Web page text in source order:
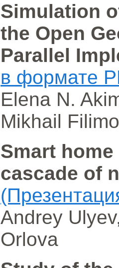
Simulation
the Open
Parallel
в формате
Elena N.
Mikhail
Smart
cascade of
Andrey
Orlova